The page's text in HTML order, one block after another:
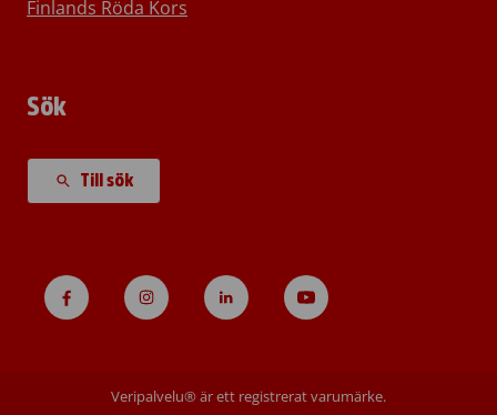
Finlands Röda Kors
Sök
Till sök
Veripalvelu® är ett registrerat varumärke.